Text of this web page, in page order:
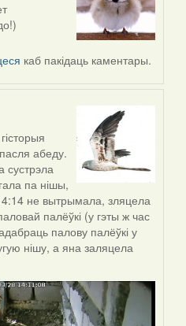
каб пакідаць каментары.
абеду.
сустрэла
па нішы,
не вытрымала, зляцела
палёўкі (у гэты ж час
палову палёўкі у
нішу, а яна заляцела